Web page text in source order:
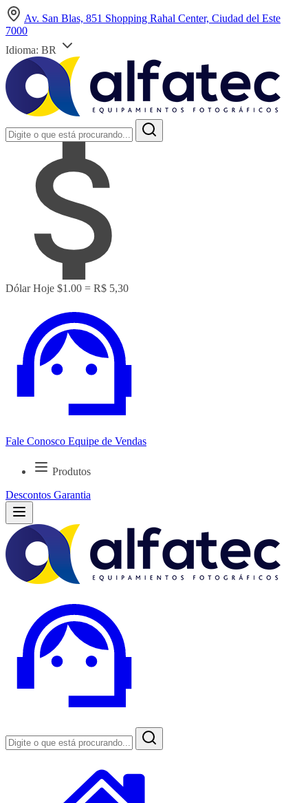
Av. San Blas, 851 Shopping Rahal Center, Ciudad del Este
7000
Idioma: BR
Dólar Hoje $1.00 = R$ 5,30
Fale Conosco Equipe de Vendas
Produtos
Descontos Garantia